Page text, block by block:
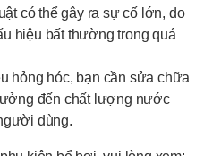
có thể gây ra sự cố lớn, do
hiệu bất thường trong quá
hỏng hóc, bạn cần sửa chữa
đến chất lượng nước
dùng.